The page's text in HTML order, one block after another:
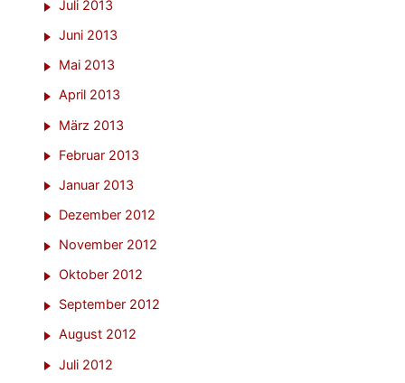
Juli 2013
Juni 2013
Mai 2013
April 2013
März 2013
Februar 2013
Januar 2013
Dezember 2012
November 2012
Oktober 2012
September 2012
August 2012
Juli 2012